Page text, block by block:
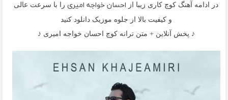
در ادامه آهنگ کوچ کاری زیبا از احسان خواجه امیریرا با سرعت عالی
و کیفیت بالا از جلوه موزیک دانلود کنید
♪ پخش آنلاین + متن ترانه کوچ احسان خواجه امیری ♪